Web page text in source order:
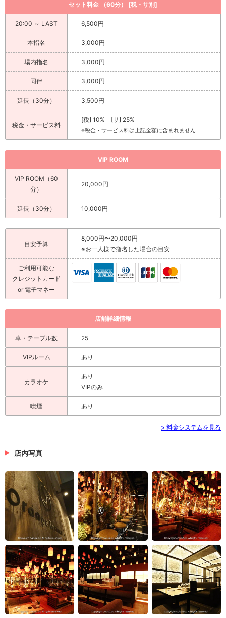
セット料金 （60分） [税・サ別]
20:00 ～ LAST 6,500円
本指名 3,000円
場内指名 3,000円
同伴 3,000円
延長（30分） 3,500円
税金・サービス料
[税] 10% [サ] 25%
※税金・サービス料は上記金額に含まれません
VIP ROOM
VIP ROOM（60
分）
20,000円
延長（30分） 10,000円
目安予算
8,000円〜20,000円
※お一人様で指名した場合の目安
ご利用可能な
クレジットカード
or 電子マネー
店舗詳細情報
卓・テーブル数 25
VIPルーム あり
カラオケ
あり
VIPのみ
喫煙 あり
> 料金システムを見る
店内写真